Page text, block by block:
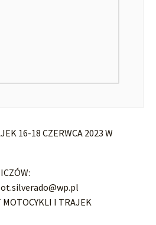
16-18 CZERWCA 2023 W
MOTOCYKLI I TRAJEK